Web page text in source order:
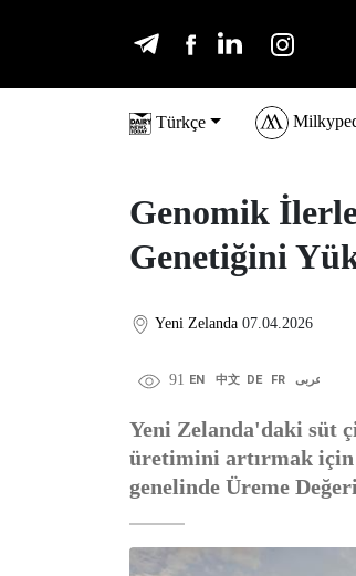
Türkçe
Genomik
Genetiğini
Yeni Zelanda 07.04.2026
91 EN 中文 DE FR عربى
Yeni Zelanda'daki süt
üretimini artırmak için
genelinde Üreme